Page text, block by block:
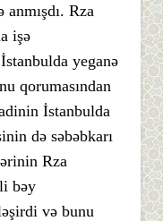
Rza
işə
yeganə
qorumasından
İstanbulda
də səbəbkarı
Rza
bəy
və bunu